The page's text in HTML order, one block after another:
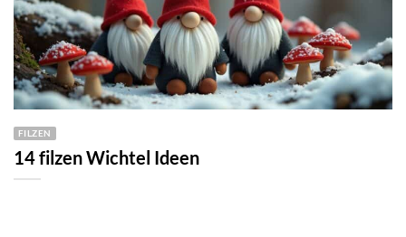
FILZEN
14 filzen Wichtel Ideen